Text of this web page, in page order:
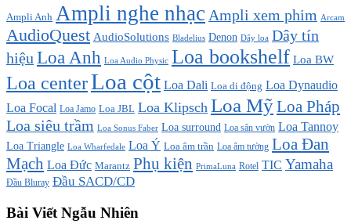
Ampli Anh Ampli nghe nhạc Ampli xem phim Arcam
AudioQuest AudioSolutions Bladelius Denon Dây loa Dây tín
hiệu Loa Anh Loa Audio Physic Loa bookshelf Loa BW
Loa centerLoa cột Loa Dali Loa di động Loa Dynaudio
Loa Focal Loa Jamo Loa JBL Loa Klipsch Loa MỹLoa Pháp
Loa siêu trầm Loa Sonus Faber Loa surround Loa sân vườn Loa Tannoy
Loa Triangle Loa Wharfedale Loa Ý Loa âm trần Loa âm tường Loa Đan
Mạch Loa Đức Marantz Phụ kiện PrimaLuna Rotel TIC Yamaha
Đầu Bluray Đầu SACD/CD
Bài Viết Ngẫu Nhiên